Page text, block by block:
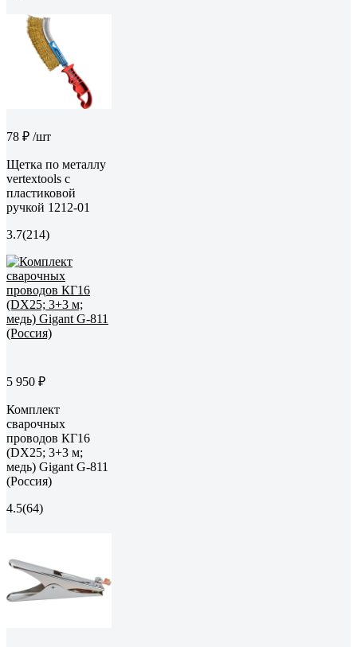
78 ₽ /шт
Щетка по металлу
vertextools с
пластиковой
ручкой 1212-01
3.7(214)
5 950 ₽
Комплект
сварочных
проводов КГ16
(DX25; 3+3 м;
медь) Gigant G-811
(Россия)
4.5(64)